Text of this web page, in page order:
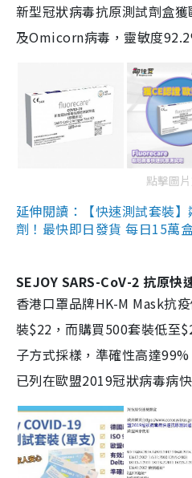
新型冠狀病毒抗原測試劑盒
及Omicorn病毒，靈敏度
點擊圖
延伸閱讀：【快速測試套裝
劑！最快即日發貨 每日15萬
SEJOY SARS-CoV-2 抗原快
香港口罩品牌HK-M Mask抗
裝$22，而購買500套裝低至
子方式採樣，準確性高達
已列在歐盟2019冠狀病毒病